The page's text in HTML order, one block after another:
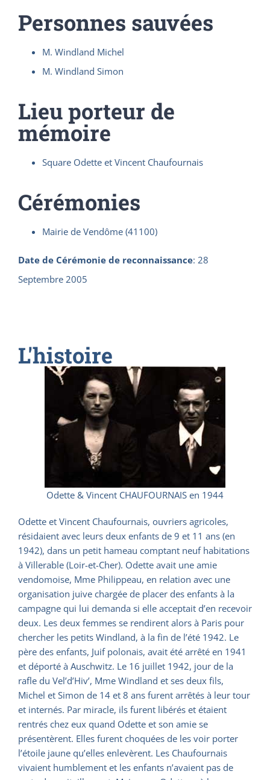
Personnes sauvées
M. Windland Michel
M. Windland Simon
Lieu porteur de
mémoire
Square Odette et Vincent Chaufournais
Cérémonies
Mairie de Vendôme (41100)
Date de Cérémonie de reconnaissance: 28
Septembre 2005
L'histoire
Odette & Vincent CHAUFOURNAIS en 1944
Odette et Vincent Chaufournais, ouvriers agricoles,
résidaient avec leurs deux enfants de 9 et 11 ans (en
1942), dans un petit hameau comptant neuf habitations
à Villerable (Loir-et-Cher). Odette avait une amie
vendomoise, Mme Philippeau, en relation avec une
organisation juive chargée de placer des enfants à la
campagne qui lui demanda si elle acceptait d’en recevoir
deux. Les deux femmes se rendirent alors à Paris pour
chercher les petits Windland, à la fin de l’été 1942. Le
père des enfants, Juif polonais, avait été arrêté en 1941
et déporté à Auschwitz. Le 16 juillet 1942, jour de la
rafle du Vel’d’Hiv’, Mme Windland et ses deux fils,
Michel et Simon de 14 et 8 ans furent arrêtés à leur tour
et internés. Par miracle, ils furent libérés et étaient
rentrés chez eux quand Odette et son amie se
présentèrent. Elles furent choquées de les voir porter
l’étoile jaune qu’elles enlevèrent. Les Chaufournais
vivaient humblement et les enfants n’avaient pas de